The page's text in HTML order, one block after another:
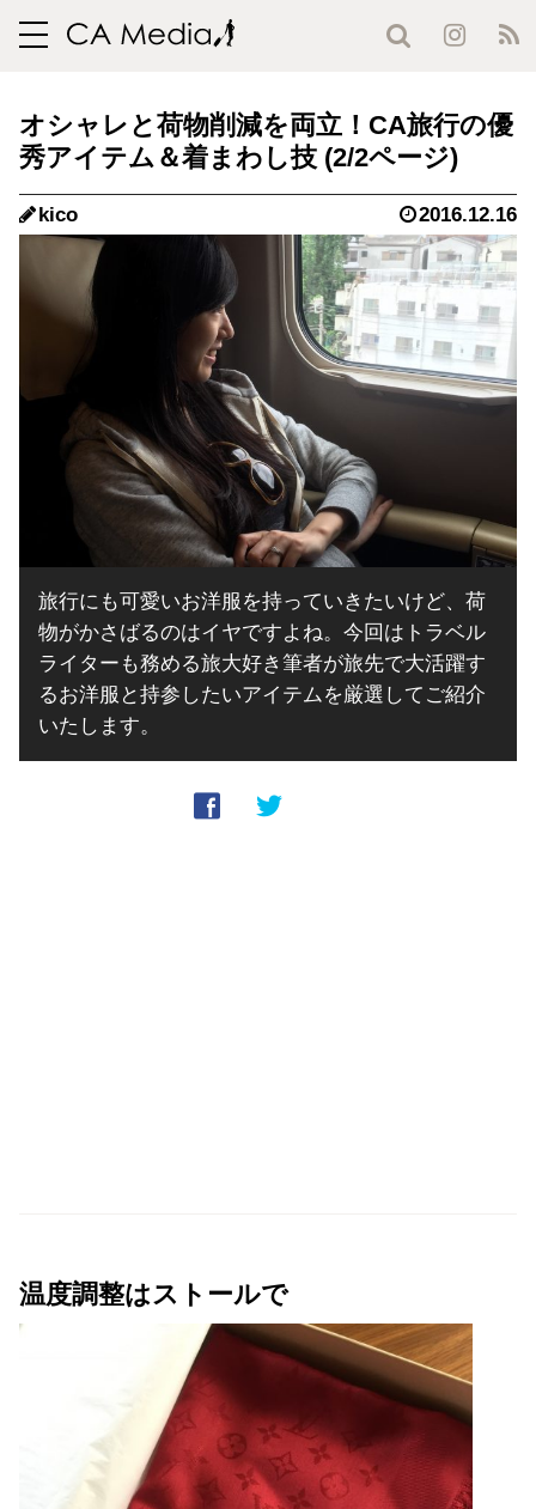
toggle
オシャレと荷物削減を両立！CA旅行の優
秀アイテム＆着まわし技 (2/2ページ)
kico 2016.12.16
旅行にも可愛いお洋服を持っていきたいけど、荷
物がかさばるのはイヤですよね。今回はトラベル
ライターも務める旅大好き筆者が旅先で大活躍す
るお洋服と持参したいアイテムを厳選してご紹介
いたします。
温度調整はストールで